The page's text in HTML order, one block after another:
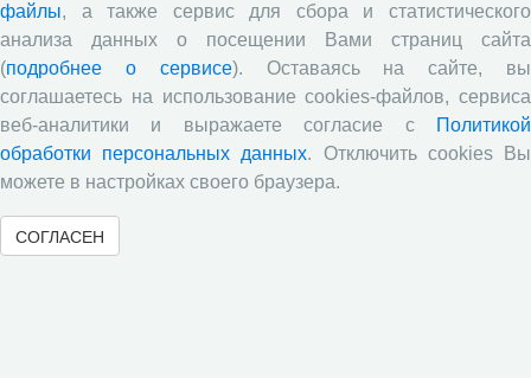
Опубликованы материалы X юбилейной
Всероссийской научно-практической конференции с
международным участием «Стратегия и тактика
реализации социально-экономических реформ:
национальные приоритеты и проекты», приуроченной к
35-летию Центра
Опубликованы материалы XI Международной научно-
вызовы и региональное развитие в зеркале
социологических измерений»
файлы, а также сервис для сбора и статистического
анализа данных о посещении Вами страниц сайта
(подробнее о сервисе). Оставаясь на сайте, вы
соглашаетесь на использование cookies-файлов, сервиса
веб-аналитики и выражаете согласие с
Политикой
обработки персональных данных. Отключить cookies Вы
можете в настройках своего браузера.
СОГЛАСЕН